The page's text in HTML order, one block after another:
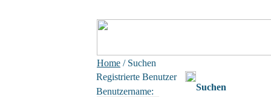
Home / Suchen
Registrierte Benutzer
Benutzername:
Suchen